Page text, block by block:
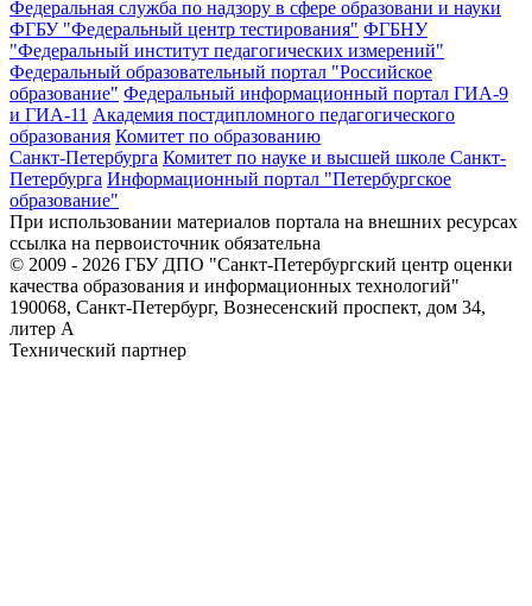
Федеральная служба по надзору в сфере образовани и науки
ФГБУ "Федеральный центр тестирования" ФГБНУ
"Федеральный институт педагогических измерений"
Федеральный образовательный портал "Российское
образование" Федеральный информационный портал ГИА-9
и ГИА-11 Академия постдипломного педагогического
образования Комитет по образованию
Санкт-Петербурга Комитет по науке и высшей школе Санкт-
Петербурга Информационный портал "Петербургское
образование"
При использовании материалов портала на внешних ресурсах
ссылка на первоисточник обязательна
© 2009 - 2026 ГБУ ДПО "Санкт-Петербургский центр оценки
качества образования и информационных технологий"
190068, Санкт-Петербург, Вознесенский проспект, дом 34,
литер А
Технический партнер